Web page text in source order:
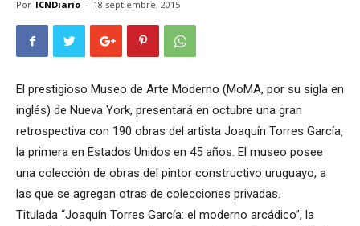
Por ICNDiario - 18 septiembre, 2015
El prestigioso Museo de Arte Moderno (MoMA, por su sigla en
inglés) de Nueva York, presentará en octubre una gran
retrospectiva con 190 obras del artista Joaquín Torres García,
la primera en Estados Unidos en 45 años. El museo posee
una colección de obras del pintor constructivo uruguayo, a
las que se agregan otras de colecciones privadas.
Titulada “Joaquín Torres García: el moderno arcádico”, la